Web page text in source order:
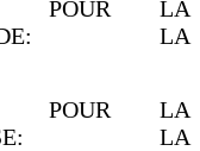
LA
LA
LA
LA